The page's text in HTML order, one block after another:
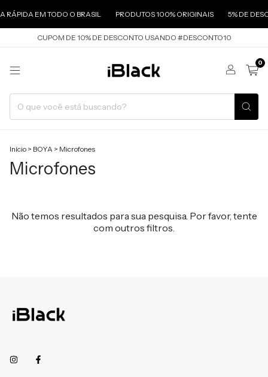
RÁPIDA EM TODO O BRASIL PRODUTOS 100% ORIGINAIS 5% DE
CUPOM DE 10% DE DESCONTO USANDO #DESCONTO10
0
Início > BOYA > Microfones
Microfones
Não temos resultados para sua pesquisa. Por favor, tente
com outros filtros.